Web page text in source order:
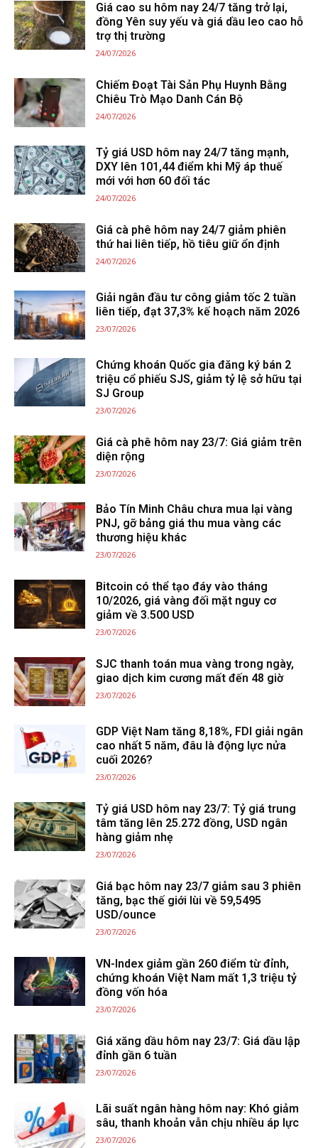
Giá cao su hôm nay 24/7 tăng trở lại,
đồng Yên suy yếu và giá dầu leo cao hỗ
trợ thị trường
24/07/2026
Chiếm Đoạt Tài Sản Phụ Huynh Bằng
Chiêu Trò Mạo Danh Cán Bộ
24/07/2026
Tỷ giá USD hôm nay 24/7 tăng mạnh,
DXY lên 101,44 điểm khi Mỹ áp thuế
mới với hơn 60 đối tác
24/07/2026
Giá cà phê hôm nay 24/7 giảm phiên
thứ hai liên tiếp, hồ tiêu giữ ổn định
24/07/2026
Giải ngân đầu tư công giảm tốc 2 tuần
liên tiếp, đạt 37,3% kế hoạch năm 2026
23/07/2026
Chứng khoán Quốc gia đăng ký bán 2
triệu cổ phiếu SJS, giảm tỷ lệ sở hữu tại
SJ Group
23/07/2026
Giá cà phê hôm nay 23/7: Giá giảm trên
diện rộng
23/07/2026
Bảo Tín Minh Châu chưa mua lại vàng
PNJ, gỡ bảng giá thu mua vàng các
thương hiệu khác
23/07/2026
Bitcoin có thể tạo đáy vào tháng
10/2026, giá vàng đối mặt nguy cơ
giảm về 3.500 USD
23/07/2026
SJC thanh toán mua vàng trong ngày,
giao dịch kim cương mất đến 48 giờ
23/07/2026
GDP Việt Nam tăng 8,18%, FDI giải ngân
cao nhất 5 năm, đâu là động lực nửa
cuối 2026?
23/07/2026
Tỷ giá USD hôm nay 23/7: Tỷ giá trung
tâm tăng lên 25.272 đồng, USD ngân
hàng giảm nhẹ
23/07/2026
Giá bạc hôm nay 23/7 giảm sau 3 phiên
tăng, bạc thế giới lùi về 59,5495
USD/ounce
23/07/2026
VN-Index giảm gần 260 điểm từ đỉnh,
chứng khoán Việt Nam mất 1,3 triệu tỷ
đồng vốn hóa
23/07/2026
Giá xăng dầu hôm nay 23/7: Giá dầu lập
đỉnh gần 6 tuần
23/07/2026
Lãi suất ngân hàng hôm nay: Khó giảm
sâu, thanh khoản vẫn chịu nhiều áp lực
23/07/2026